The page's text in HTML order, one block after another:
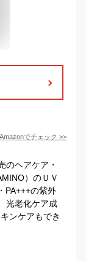
Amazonでチェック >>
のヘアケア・
）のＵＶ
PA+++の紫外
光老化ケア成
ンケアもでき